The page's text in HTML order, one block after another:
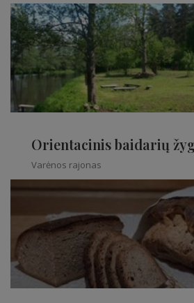
Orientacinis baidarių
Varėnos rajonas